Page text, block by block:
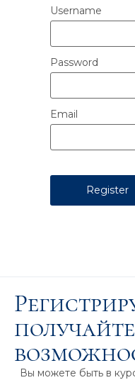
Username
Password
Email
Вы можете быть в